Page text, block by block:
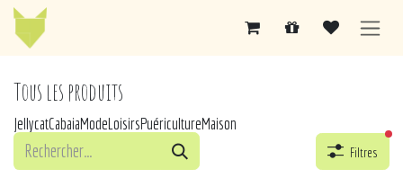
Se rendre au contenu
Tous les produits
JellycatCabaiaModeLoisirsPuéricultureMaison
Filtres